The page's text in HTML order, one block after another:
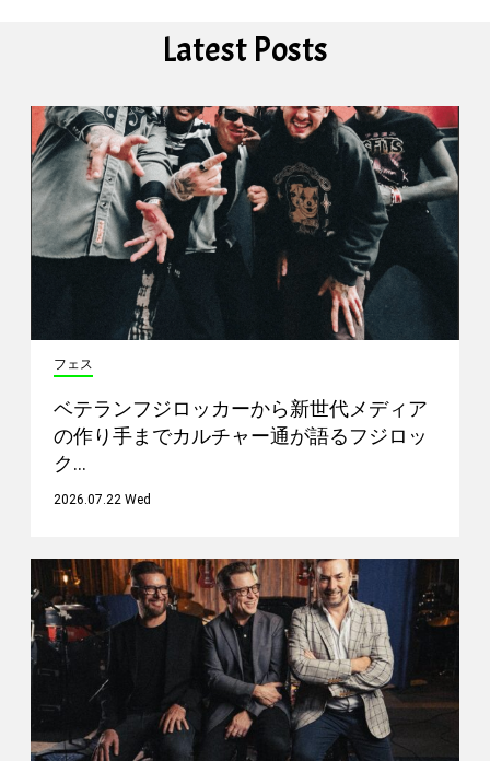
Latest Posts
フェス
ベテランフジロッカーから新世代メディア
の作り手までカルチャー通が語るフジロッ
ク…
2026.07.22 Wed